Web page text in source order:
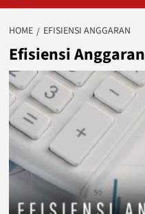
HOME EFISIENSI ANGGARAN
Efisiensi Anggaran